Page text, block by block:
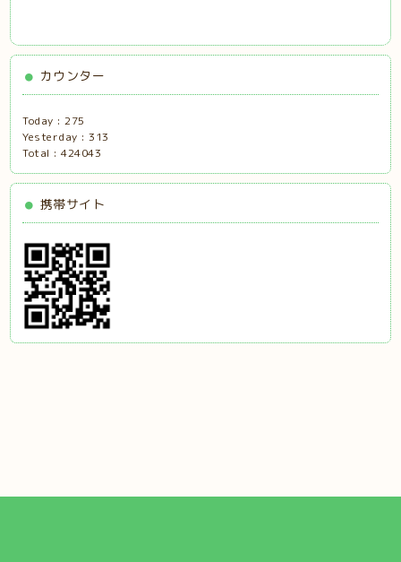
カウンター
Today :275
Yesterday :313
Total :424043
携帯サイト